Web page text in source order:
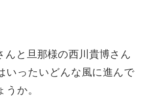
んと旦那様の西川貴博さん
いったいどんな風に進んで
か。